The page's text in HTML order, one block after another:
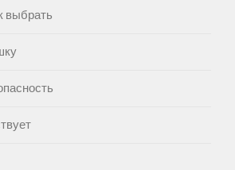
выбрать